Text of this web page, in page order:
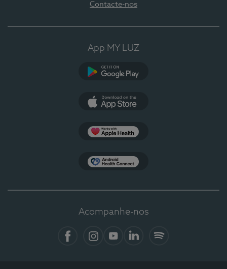
Contacte-nos
App MY LUZ
Acompanhe-nos